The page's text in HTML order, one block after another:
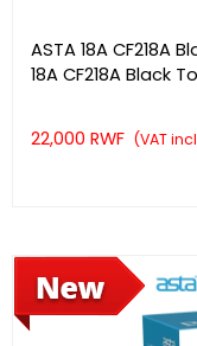
ASTA 18A CF218A
18A CF218A Black
22,000 RWF (VAT